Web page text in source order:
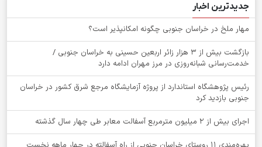
جدیدترین اخبار
‌مهار ملخ در خراسان جنوبی چگونه امکانپذیر است؟
بازگشت بیش از ۳ هزار زائر اربعین حسینی به خراسان جنوبی /
خدمت‌رسانی شبانه‌روزی در مرز مهران ادامه دارد
رئیس پژوهشگاه استاندارد از پروژه آزمایشگاه مرجع شرق کشور در خراسان
جنوبی بازدید کرد
اجرای بیش از ۲ میلیون مترمربع آسفالت معابر طی چهار سال گذشته